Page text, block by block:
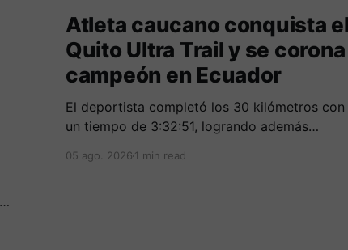
Atleta caucano conquista el
Quito Ultra Trail y se corona
campeón en Ecuador
El deportista completó los 30 kilómetros con
un tiempo de 3:32:51, logrando además
clasificación general.
05 ago. 20261 min read